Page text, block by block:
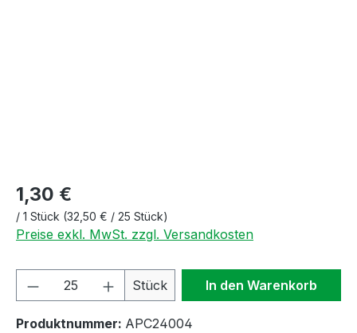
1,30 €
/ 1 Stück (32,50 € / 25 Stück)
Preise exkl. MwSt. zzgl. Versandkosten
Produkt Anzahl: Gib den
Stück In den Warenkorb
Produktnummer: APC24004